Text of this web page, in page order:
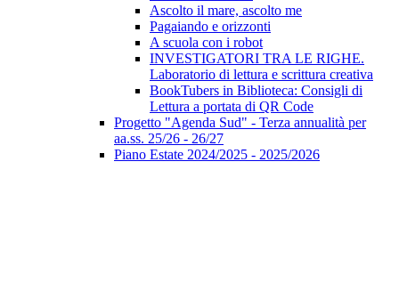
Ascolto il mare, ascolto me
Pagaiando e orizzonti
A scuola con i robot
INVESTIGATORI TRA LE RIGHE.
Laboratorio di lettura e scrittura creativa
BookTubers in Biblioteca: Consigli di
Lettura a portata di QR Code
Progetto "Agenda Sud" - Terza annualità per
aa.ss. 25/26 - 26/27
Piano Estate 2024/2025 - 2025/2026